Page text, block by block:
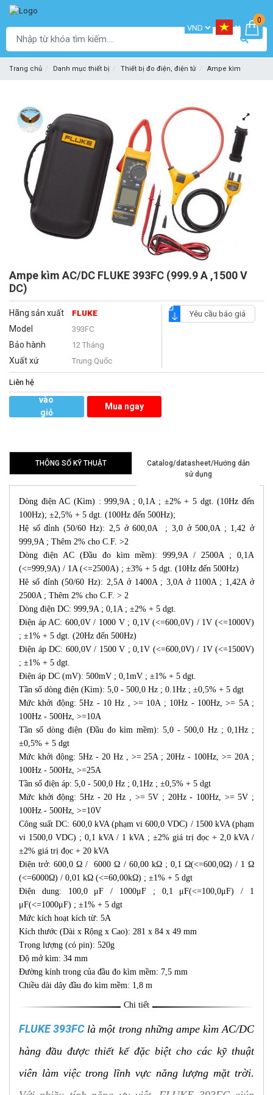
0
Trang chủ Danh mục thiết bị Thiết bị đo điện, điện tử Ampe kìm
Ampe kìm AC/DC FLUKE 393FC (999.9 A ,1500 V
DC)
Hãng sản xuất FLUKE
Model 393FC
Bảo hành 12 Tháng
Xuất xứ Trung Quốc
Yêu cầu báo giá
Liên hệ
vào
giỏ
Mua ngay
THÔNG SỐ KỸ THUẬT
Catalog/datasheet/Hướng dẫn
sử dụng
Dòng điện AC (Kìm) : 999,9A ; 0,1A ; ±2% + 5 dgt. (10Hz đến
100Hz); ±2,5% + 5 dgt. (100Hz đến 500Hz);
Hệ số đỉnh (50/60 Hz): 2,5 ở 600,0A ; 3,0 ở 500,0A ; 1,42 ở
999,9A ; Thêm 2% cho C.F. >2
Dòng điện AC (Đầu đo kìm mềm): 999,9A / 2500A ; 0,1A
(<=999,9A) / 1A (<=2500A) ; ±3% + 5 dgt. (10Hz đến 500Hz)
Hê số đỉnh (50/60 Hz): 2,5A ở 1400A ; 3,0A ở 1100A ; 1,42A ở
2500A ; Thêm 2% cho C.F. > 2
Dòng điện DC: 999,9A ; 0,1A ; ±2% + 5 dgt.
Điện áp AC: 600,0V / 1000 V ; 0,1V (<=600,0V) / 1V (<=1000V)
; ±1% + 5 dgt. (20Hz đến 500Hz)
Điện áp DC: 600,0V / 1500 V ; 0,1V (<=600,0V) / 1V (<=1500V)
; ±1% + 5 dgt.
Điện áp DC (mV): 500mV ; 0,1mV ; ±1% + 5 dgt.
Tần số dòng điện (Kìm): 5,0 - 500,0 Hz ; 0.1Hz ; ±0,5% + 5 dgt
Mức khởi động: 5Hz - 10 Hz , >= 10A ; 10Hz - 100Hz, >= 5A ;
100Hz - 500Hz, >=10A
Tần số dòng điện (Đầu đo kìm mềm): 5,0 - 500,0 Hz ; 0,1Hz ;
±0,5% + 5 dgt
Mức khởi động: 5Hz - 20 Hz , >= 25A ; 20Hz - 100Hz, >= 20A ;
100Hz - 500Hz, >=25A
Tần số điện áp: 5,0 - 500,0 Hz ; 0,1Hz ; ±0,5% + 5 dgt
Mức khởi động: 5Hz - 20 Hz , >= 5V ; 20Hz - 100Hz, >= 5V ;
100Hz - 500Hz, >=10V
Công suất DC: 600,0 kVA (phạm vi 600,0 VDC) / 1500 kVA (phạm
vi 1500,0 VDC) ; 0,1 kVA / 1 kVA ; ±2% giá trị đọc + 2,0 kVA /
±2% giá trị đọc + 20 kVA
Điện trở: 600,0 Ω / 6000 Ω / 60,00 kΩ ; 0,1 Ω(<=600,0Ω) / 1 Ω
(<=6000Ω) / 0,01 kΩ (<=60,00kΩ) ; ±1% + 5 dgt
Điện dung: 100,0 μF / 1000μF ; 0,1 μF(<=100,0μF) / 1
μF(<=1000μF) ; ±1% + 5 dgt
Mức kích hoạt kích từ: 5A
Kích thước (Dài x Rộng x Cao): 281 x 84 x 49 mm
Trọng lượng (có pin): 520g
Độ mở kìm: 34 mm
Đường kính trong của đầu đo kìm mềm: 7,5 mm
Chiều dài dây đầu đo kìm mềm: 1,8 m
Chi tiết
FLUKE 393FClà một trong những ampe kìm AC/DC
hàng đầu được thiết kế đặc biệt cho các kỹ thuật
viên làm việc trong lĩnh vực năng lượng mặt trời.